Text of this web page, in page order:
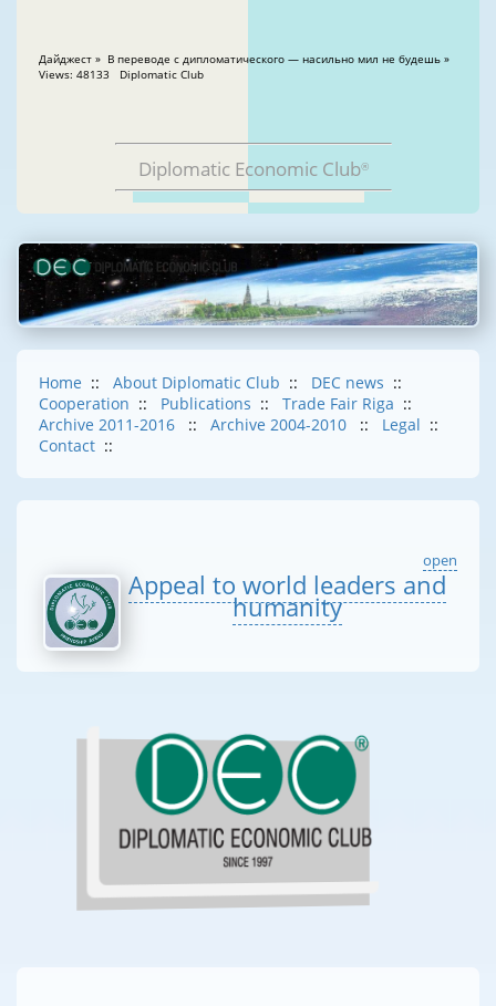
Дайджест » В переводе с дипломатического — насильно мил не будешь »
Views: 48133 Diplomatic Club
Diplomatic Economic Club®
Home :: About Diplomatic Club :: DEC news ::
Cooperation :: Publications :: Trade Fair Riga ::
Archive 2011-2016
:: Archive 2004-2010 :: Legal ::
Contact ::
open
Appeal to world leaders and
humanity